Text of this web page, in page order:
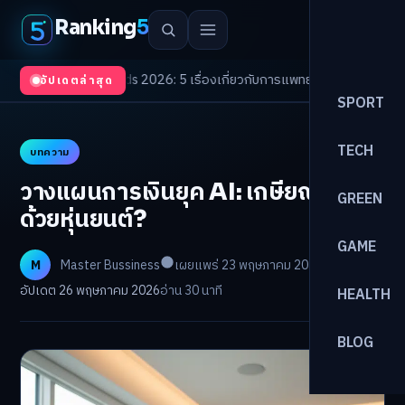
Ranking5
SPORT
TECH
GREEN
GAME
HEALTH
BLOG
อัปเดตล่าสุด
Trends 2026: 5 เรื่องเกี่ยวกับการแพทย์ที่ควรรู้/ดอกเบี้ยขาขึ้นรอบให
บทความ
วางแผนการเงินยุค AI: เกษียณเร็วขึ้น
ด้วยหุ่นยนต์?
M Master Bussiness
เผยแพร่ 23 พฤษภาคม 2026
อัปเดต 26 พฤษภาคม 2026อ่าน 30 นาที